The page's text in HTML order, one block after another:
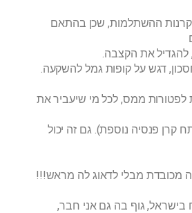
קרנות ההשתלמות, שכן בהתאם
להגדיל את הקצבה.
דגש על קופות גמל להשקעה.
לפטורות ממס, לכל מי שיעביר את
קרן פנסיה נוספת). גם זה יכול
מכובדת מבלי לדאוג לה מראש!!!
בישראל, גוף בה גם אני חבר,